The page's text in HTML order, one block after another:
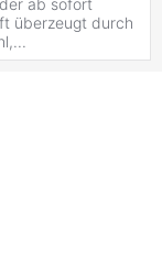
ab sofort
überzeugt durch